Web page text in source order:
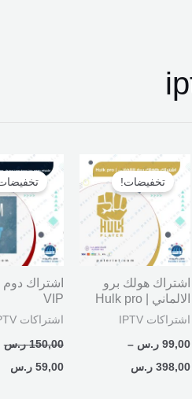
تخفيضات!
اشتراك هولك برو
الالماني | Hulk pro
اشتراكات IPTV
99,00 ر.س –
398,00 ر.س
نطاق
السعر:
من
خلال
VIP
اشتراكات IPTV
150,00 ر.س
السعر
الأصلي
هو:
150,00 ر.س.
59,00 ر.س